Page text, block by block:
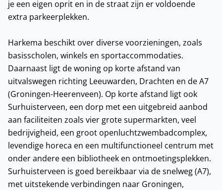
je een eigen oprit en in de straat zijn er voldoende
extra parkeerplekken.
Harkema beschikt over diverse voorzieningen, zoals
basisscholen, winkels en sportaccommodaties.
Daarnaast ligt de woning op korte afstand van
uitvalswegen richting Leeuwarden, Drachten en de A7
(Groningen-Heerenveen). Op korte afstand ligt ook
Surhuisterveen, een dorp met een uitgebreid aanbod
aan faciliteiten zoals vier grote supermarkten, veel
bedrijvigheid, een groot openluchtzwembadcomplex,
levendige horeca en een multifunctioneel centrum met
onder andere een bibliotheek en ontmoetingsplekken.
Surhuisterveen is goed bereikbaar via de snelweg (A7),
met uitstekende verbindingen naar Groningen,